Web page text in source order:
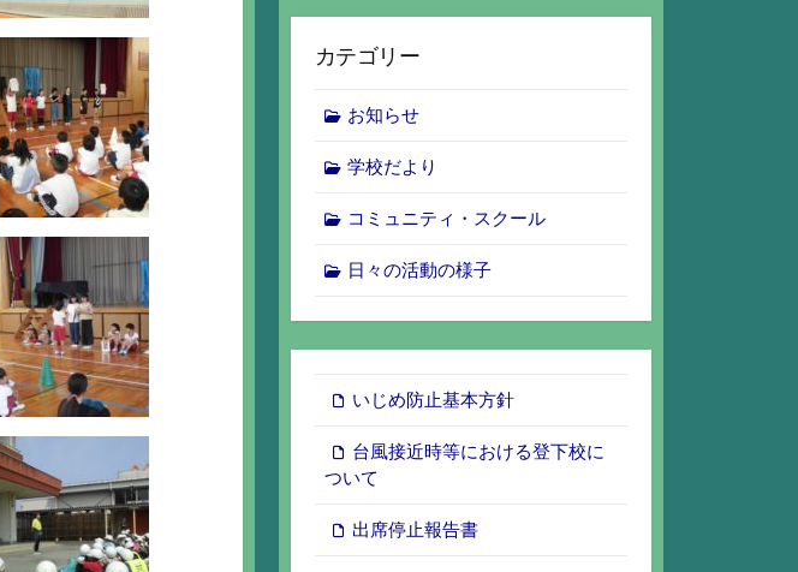
カテゴリー
お知らせ
学校だより
コミュニティ・スクール
日々の活動の様子
いじめ防止基本方針
台風接近時等における登下校に
ついて
出席停止報告書